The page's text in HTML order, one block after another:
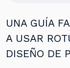
UNA GUÍA
A USAR
DISEÑO DE